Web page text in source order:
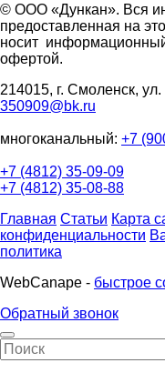
© ООО «Дункан». Вся
предоставленная на
носит информационный
офертой.
214015, г. Смоленск,
350909@bk.ru
многоканальный: +7
+7 (4812) 35-09-09
+7 (4812) 35-08-88
Главная Статьи Карта
конфиденциальности
политика
WebCanape - быстрое
Обратный звонок